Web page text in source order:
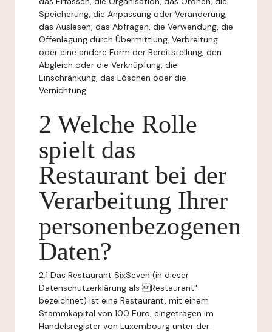
Speicherung, die Anpassung oder Veränderung,
das Auslesen, das Abfragen, die Verwendung, die
Offenlegung durch Übermittlung, Verbreitung
oder eine andere Form der Bereitstellung, den
Abgleich oder die Verknüpfung, die
Einschränkung, das Löschen oder die
Vernichtung.
2 Welche Rolle
spielt das
Restaurant bei der
Verarbeitung Ihrer
personenbezogenen
Daten?
2.1 Das Restaurant SixSeven (in dieser
Datenschutzerklärung als Restaurant"
bezeichnet) ist eine Restaurant, mit einem
Stammkapital von 100 Euro, eingetragen im
Handelsregister von Luxembourg unter der